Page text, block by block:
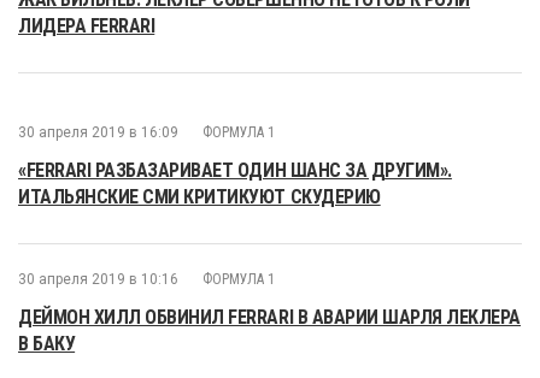
ЛИДЕРА FERRARI
30 апреля 2019 в 16:09 ФОРМУЛА 1
«FERRARI РАЗБАЗАРИВАЕТ ОДИН ШАНС ЗА ДРУГИМ».
ИТАЛЬЯНСКИЕ СМИ КРИТИКУЮТ СКУДЕРИЮ
30 апреля 2019 в 10:16 ФОРМУЛА 1
ДЕЙМОН ХИЛЛ ОБВИНИЛ FERRARI В АВАРИИ ШАРЛЯ ЛЕКЛЕРА
В БАКУ